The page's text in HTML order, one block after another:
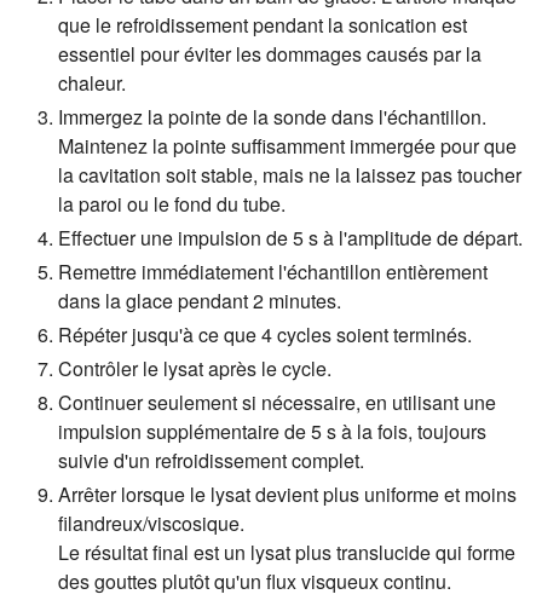
que le refroidissement pendant la sonication est
essentiel pour éviter les dommages causés par la
chaleur.
Immergez la pointe de la sonde dans l'échantillon.
Maintenez la pointe suffisamment immergée pour que
la cavitation soit stable, mais ne la laissez pas toucher
la paroi ou le fond du tube.
Effectuer une impulsion de 5 s à l'amplitude de départ.
Remettre immédiatement l'échantillon entièrement
dans la glace pendant 2 minutes.
Répéter jusqu'à ce que 4 cycles soient terminés.
Contrôler le lysat après le cycle.
Continuer seulement si nécessaire, en utilisant une
impulsion supplémentaire de 5 s à la fois, toujours
suivie d'un refroidissement complet.
Arrêter lorsque le lysat devient plus uniforme et moins
filandreux/viscosique.
Le résultat final est un lysat plus translucide qui forme
des gouttes plutôt qu'un flux visqueux continu.